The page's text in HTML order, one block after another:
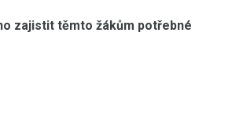
zajistit těmto žákům potřebné